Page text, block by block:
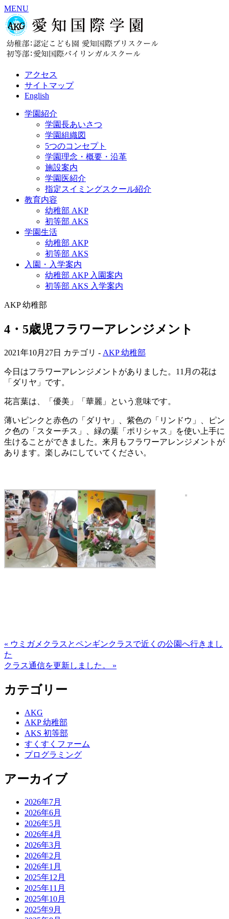
MENU
アクセス
サイトマップ
English
学園紹介
学園長あいさつ
学園組織図
5つのコンセプト
学園理念・概要・沿革
施設案内
学園医紹介
指定スイミングスクール紹介
教育内容
幼稚部 AKP
初等部 AKS
学園生活
幼稚部 AKP
初等部 AKS
入園・入学案内
幼稚部 AKP 入園案内
初等部 AKS 入学案内
AKP 幼稚部
4・5歳児フラワーアレンジメント
2021年10月27日 カテゴリ - AKP 幼稚部
今日はフラワーアレンジメントがありました。11月の花は
「ダリヤ」です。
花言葉は、「優美」「華麗」という意味です。
薄いピンクと赤色の「ダリヤ」、紫色の「リンドウ」、ピン
ク色の「スターチス」、緑の葉「ポリシャス」を使い上手に
生けることができました。来月もフラワーアレンジメントが
あります。楽しみにしていてください。
« ウミガメクラスとペンギンクラスで近くの公園へ行きまし
た
クラス通信を更新しました。 »
カテゴリー
AKG
AKP 幼稚部
AKS 初等部
すくすくファーム
プログラミング
アーカイブ
2026年7月
2026年6月
2026年5月
2026年4月
2026年3月
2026年2月
2026年1月
2025年12月
2025年11月
2025年10月
2025年9月